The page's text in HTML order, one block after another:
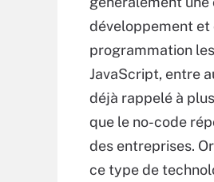
développement et
programmation
JavaScript, entre
déjà rappelé à
que le no-code
des entreprises.
ce type de